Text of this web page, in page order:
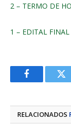
2 – TERMO DE
1 – EDITAL
Facebook
RELACIONADOS